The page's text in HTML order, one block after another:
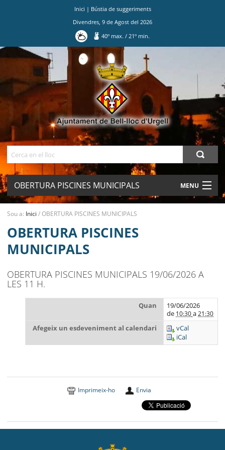
Inici | Bústia de suggeriments
Divendres 9 de Agost del 2026
40º max./ 21º min.
OBERTURA PISCINES MUNICIPALS MENU
MUNICIPI
SEU ELECTRÒNICA
BELL-LLOC SOLUCIONA
Sou a: Inici /OBERTURA PISCINES MUNICIPALS
OBERTURA PISCINES
MUNICIPALS
OBERTURA PISCINES MUNICIPALS 19/06/2026 A
LES 11 H.
Quan
19/06/2026
de 10:30 a21:30
Afegeix un esdeveniment al calendari
vCal
iCal
Imprimeix-ho Envia